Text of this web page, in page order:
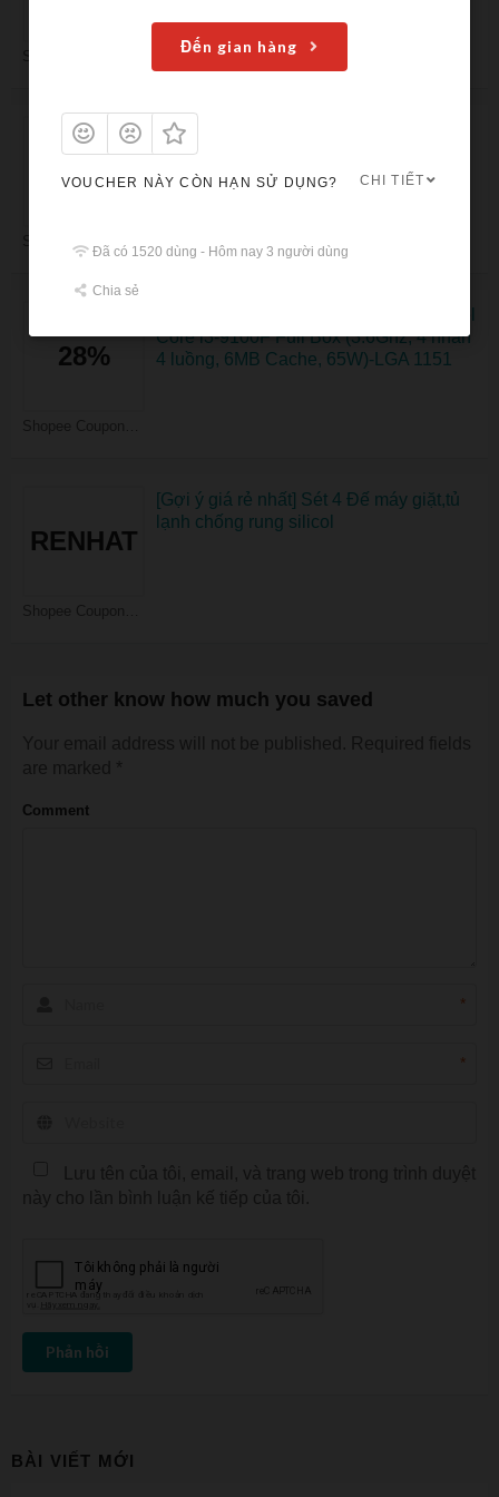
FLASHSALE
[FlashSale] Sét 4 Đế máy giặt chống
rung silicol
28%
Core i3-9100F Full Box (3.6Ghz, 4 nhân
4 luồng, 6MB Cache, 65W)-LGA 1151
RENHAT
[Gợi ý giá rẻ nhất] Sét 4 Đế máy giặt,tủ
lạnh chống rung silicol
Let other know how much you saved
Comment
*
*
Phản hồi
BÀI VIẾT MỚI
Đến gian hàng
VOUCHER NÀY CÒN HẠN SỬ DỤNG? CHI TIẾT
Đã có 1520 dùng - Hôm nay 3 người dùng
Chia sẻ